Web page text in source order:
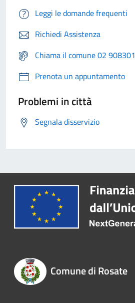
Leggi le domande frequenti
Richiedi Assistenza
Chiama il comune 02 908301
Prenota un appuntamento
Problemi in città
Segnala disservizio
Comune di Rosate